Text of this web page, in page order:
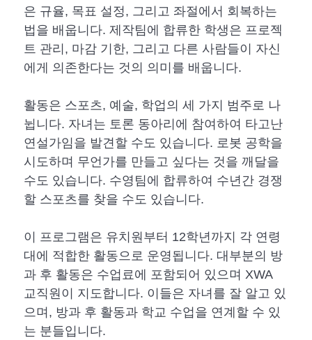
은 규율, 목표 설정, 그리고 좌절에서 회복하는
법을 배웁니다. 제작팀에 합류한 학생은 프로젝
트 관리, 마감 기한, 그리고 다른 사람들이 자신
에게 의존한다는 것의 의미를 배웁니다.
활동은 스포츠, 예술, 학업의 세 가지 범주로 나
뉩니다. 자녀는 토론 동아리에 참여하여 타고난
연설가임을 발견할 수도 있습니다. 로봇 공학을
시도하며 무언가를 만들고 싶다는 것을 깨달을
수도 있습니다. 수영팀에 합류하여 수년간 경쟁
할 스포츠를 찾을 수도 있습니다.
이 프로그램은 유치원부터 12학년까지 각 연령
대에 적합한 활동으로 운영됩니다. 대부분의 방
과 후 활동은 수업료에 포함되어 있으며 XWA
교직원이 지도합니다. 이들은 자녀를 잘 알고 있
으며, 방과 후 활동과 학교 수업을 연계할 수 있
는 분들입니다.